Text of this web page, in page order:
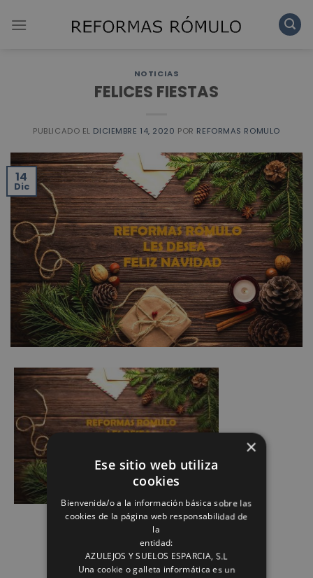
NOTICIAS
FELICES FIESTAS
PUBLICADO EL DICIEMBRE 14, 2020 POR REFORMAS ROMULO
14
Dic
×
Ese sitio web utiliza
cookies
Bienvenida/o a la información básica sobre las
cookies de la página web responsabilidad de
la
entidad:
AZULEJOS Y SUELOS ESPARCIA, S.L
Una cookie o galleta informática es un